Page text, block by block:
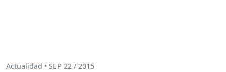
Actualidad • SEP 22 / 2015